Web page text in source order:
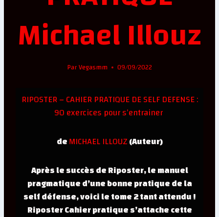
Michael Illouz
ParVegasmm 09/09/2022
RIPOSTER – CAHIER PRATIQUE DE SELF DEFENSE :
90 exercices pour s’entrainer
de MICHAEL ILLOUZ (Auteur)
Après le succès de Riposter, le manuel
pragmatique d’une bonne pratique de la
self défense, voici le tome 2 tant attendu !
Riposter Cahier pratique s’attache cette